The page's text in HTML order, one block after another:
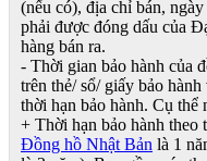
(nếu có), địa chỉ bán,
phải được đóng dấu của
hàng bán ra.
- Thời gian bảo hành của
trên thẻ/ sổ/ giấy bảo
thời hạn bảo hành. Cụ thể
+ Thời hạn bảo hành theo
Đồng hồ Nhật Bản là 1